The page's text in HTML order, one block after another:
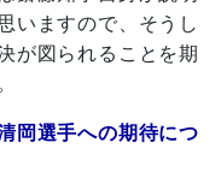
いますので、そうし
が図られることを期
岡選手への期待につ